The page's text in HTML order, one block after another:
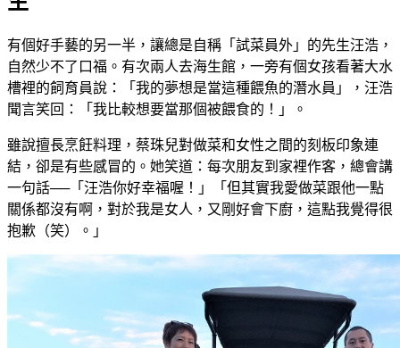
有個好手藝的另一半，讓總是自稱「試菜員外」的先生汪浩，
自然少不了口福。有次兩人去海生館，一旁有個女孩看著大水
槽裡的飼育員說：「我的夢想是當這種餵魚的潛水員」，汪浩
聞言笑回：「我比較想要當那個被餵食的！」。
雖說擅長烹飪料理，蔡珠兒對做菜和女性之間的刻板印象連
結，卻是有些感冒的。她笑道：每次朋友到家裡作客，總會講
一句話──「汪浩你好幸福喔！」「但其實我愛做菜跟他一點
關係都沒有啊，對於我是女人，又剛好會下廚，這點我覺得很
抱歉（笑）。」